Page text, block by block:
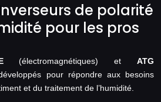
de polarité
pour les pros
(électromagnétiques) etATG
pour répondre aux besoins
et du traitement de l’humidité.